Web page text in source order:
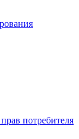
потребителя